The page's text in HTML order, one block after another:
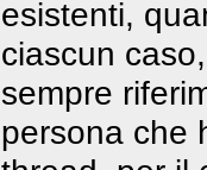
esistenti,
ciascun
sempre
persona che